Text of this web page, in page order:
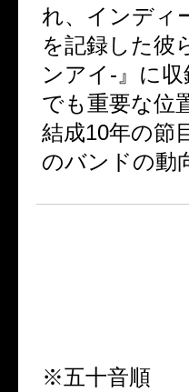
れ、インディ
を記録した彼
ンアイ-』に
でも重要な位
結成10年の節
のバンドの動
※五十音順